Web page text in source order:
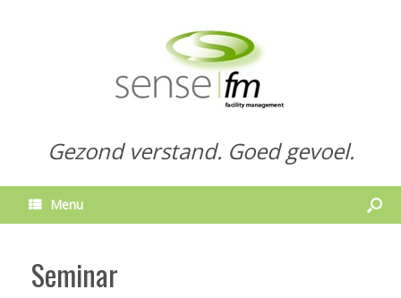
Gezond verstand. Goed gevoel.
Menu
Seminar